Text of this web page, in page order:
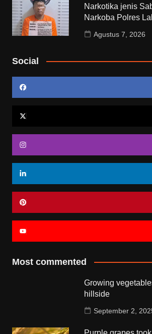
Narkotika jenis
Narkoba Polres
Agustus 7, 2026
Social
Most commented
Growing
hillside
September 2,